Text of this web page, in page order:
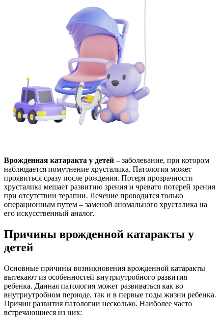
Врожденная катаракта у детей – заболевание, при котором
наблюдается помутнение хрусталика. Патология может
проявиться сразу после рождения. Потеря прозрачности
хрусталика мешает развитию зрения и чревато потерей зрения
при отсутствии терапии. Лечение проводится только
операционным путем – заменой аномального хрусталика на
его искусственный аналог.
Причины врожденной катаракты у
детей
Основные причины возникновения врожденной катаракты
вытекают из особенностей внутриутробного развития
ребенка. Данная патология может развиваться как во
внутриутробном периоде, так и в первые годы жизни ребенка.
Причин развития патологии несколько. Наиболее часто
встречающиеся из них: